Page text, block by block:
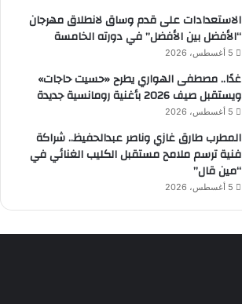
الاستعدادات على قدم وساق لانطلاق مهرجان
“الأفضل بين الأفضل” في دورته الخامسة
5 أغسطس، 2026
غدًا.. مصطفى الهواري يطرح «حسيت حاجات»
ويستقبل صيف 2026 بأغنية رومانسية جديدة
5 أغسطس، 2026
المطرب طارق غازي وناصر عبدالحفيظ.. شراكة
فنية ترسم ملامح مستقبل الكليب الغنائي في
“مين قال”
5 أغسطس، 2026